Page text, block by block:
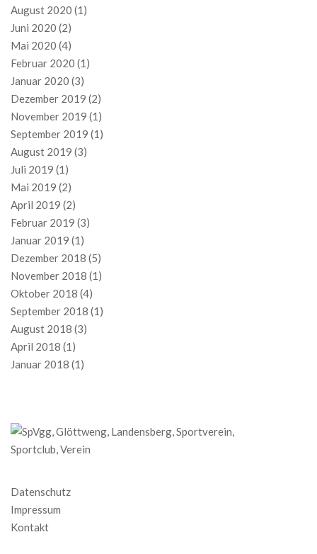
August 2020 (1)
Juni 2020 (2)
Mai 2020 (4)
Februar 2020 (1)
Januar 2020 (3)
Dezember 2019 (2)
November 2019 (1)
September 2019 (1)
August 2019 (3)
Juli 2019 (1)
Mai 2019 (2)
April 2019 (2)
Februar 2019 (3)
Januar 2019 (1)
Dezember 2018 (5)
November 2018 (1)
Oktober 2018 (4)
September 2018 (1)
August 2018 (3)
April 2018 (1)
Januar 2018 (1)
Datenschutz
Impressum
Kontakt